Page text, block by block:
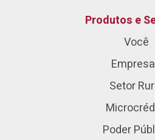
Produtos e
Você
Setor
Poder